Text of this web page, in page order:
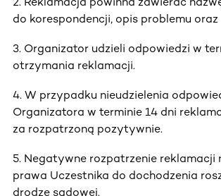
do korespondencji, opis problemu oraz
3. Organizator udzieli odpowiedzi w
otrzymania reklamacji.
4. W przypadku nieudzielenia
Organizatora w terminie 14 dni
za rozpatrzoną pozytywnie.
5. Negatywne rozpatrzenie reklamacji
prawa Uczestnika do dochodzenia
drodze sądowej.